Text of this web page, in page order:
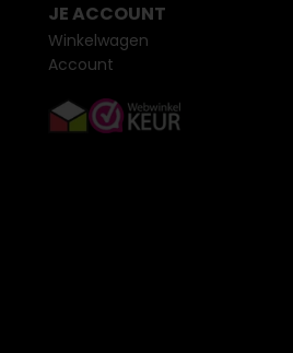
JE ACCOUNT
Winkelwagen
Account